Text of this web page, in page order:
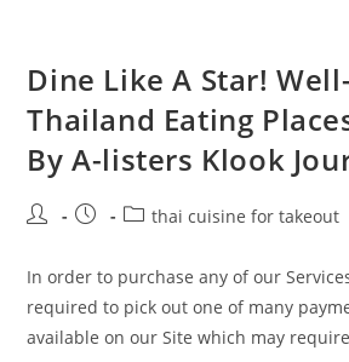
Dine Like A Star!
Thailand Eating
By A-listers Klook
Post
Post
Postthai cuisine for takeout
In order to purchase any of our
required to pick out one of many
available on our Site which may